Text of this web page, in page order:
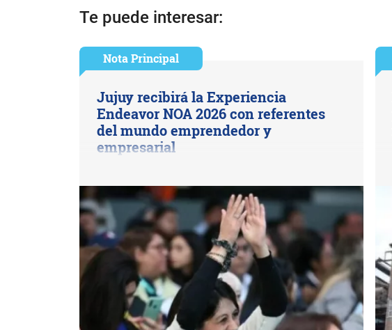
Te puede interesar:
Nota Principal
Jujuy recibirá la Experiencia
Endeavor NOA 2026 con referentes
del mundo emprendedor y
empresarial